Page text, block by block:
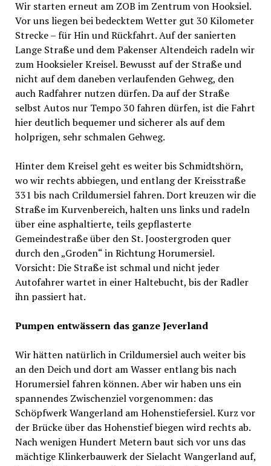
Wir starten erneut am ZOB im Zentrum von Hooksiel.
Vor uns liegen bei bedecktem Wetter gut 30 Kilometer
Strecke – für Hin und Rückfahrt. Auf der sanierten
Lange Straße und dem Pakenser Altendeich radeln wir
zum Hooksieler Kreisel. Bewusst auf der Straße und
nicht auf dem daneben verlaufenden Gehweg, den
auch Radfahrer nutzen dürfen. Da auf der Straße
selbst Autos nur Tempo 30 fahren dürfen, ist die Fahrt
hier deutlich bequemer und sicherer als auf dem
holprigen, sehr schmalen Gehweg.
Hinter dem Kreisel geht es weiter bis Schmidtshörn,
wo wir rechts abbiegen, und entlang der Kreisstraße
331 bis nach Crildumersiel fahren. Dort kreuzen wir die
Straße im Kurvenbereich, halten uns links und radeln
über eine asphaltierte, teils gepflasterte
Gemeindestraße über den St. Joostergroden quer
durch den „Groden“ in Richtung Horumersiel.
Vorsicht: Die Straße ist schmal und nicht jeder
Autofahrer wartet in einer Haltebucht, bis der Radler
ihn passiert hat.
Pumpen entwässern das ganze Jeverland
Wir hätten natürlich in Crildumersiel auch weiter bis
an den Deich und dort am Wasser entlang bis nach
Horumersiel fahren können. Aber wir haben uns ein
spannendes Zwischenziel vorgenommen: das
Schöpfwerk Wangerland am Hohenstiefersiel. Kurz vor
der Brücke über das Hohenstief biegen wird rechts ab.
Nach wenigen Hundert Metern baut sich vor uns das
mächtige Klinkerbauwerk der Sielacht Wangerland auf,